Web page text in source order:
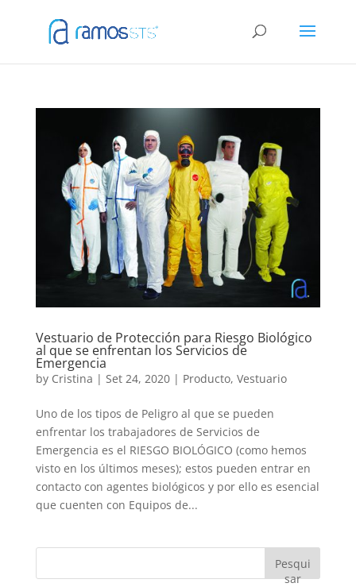
Vestuario de Protección para Riesgo Biológico
al que se enfrentan los Servicios de
Emergencia
by Cristina | Set 24, 2020| Producto, Vestuario
Uno de los tipos de Peligro al que se pueden
enfrentar los trabajadores de Servicios de
Emergencia es el RIESGO BIOLÓGICO (como hemos
visto en los últimos meses); estos pueden entrar en
contacto con agentes biológicos y por ello es esencial
que cuenten con Equipos de...
Pesqui
sar